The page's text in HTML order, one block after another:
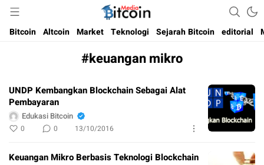
Bitcoin Media Indonesia
Media Bitcoin dan Cryptocurrency, dan Blockchain di Indonesia
Bitcoin Altcoin Market Teknologi Sejarah Bitcoin editorial
#keuangan mikro
UNDP Kembangkan Blockchain Sebagai Alat
Pembayaran
Edukasi Bitcoin
0 0 13/10/2016
Keuangan Mikro Berbasis Teknologi Blockchain